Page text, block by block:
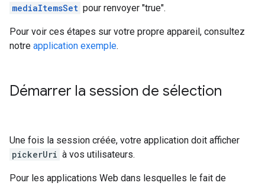
mediaItemsSet pour renvoyer "true".
Pour voir ces étapes sur votre propre appareil, consultez
notre application exemple.
Démarrer la session de sélection
Une fois la session créée, votre application doit afficher
pickerUri à vos utilisateurs.
Pour les applications Web dans lesquelles le fait de